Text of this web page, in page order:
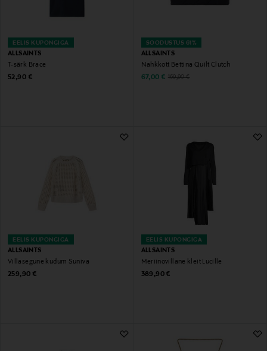
EELIS KUPONGIGA
ALLSAINTS
T-särk Brace
Original Price
52,90 €
SOODUSTUS 61%
ALLSAINTS
Nahkkott Bettina Quilt Clutch
Discounted Price
67,00 € Original Price
169,90 €
EELIS KUPONGIGA
ALLSAINTS
Villasegune kudum Suniva
Original Price
259,90 €
EELIS KUPONGIGA
ALLSAINTS
Meriinovillane kleit Lucille
Original Price
389,90 €